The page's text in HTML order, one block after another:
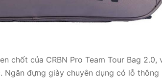
chốt của CRBN Pro Team Tour Bag 2.0,
đựng giày chuyên dụng có lỗ thông